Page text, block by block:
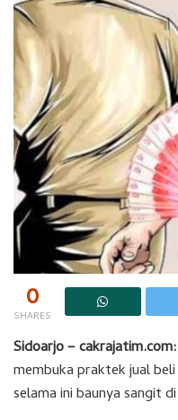
0
SHARES
Sidoarjo – cakrajatim.com:
membuka praktek jual
selama ini baunya sangit